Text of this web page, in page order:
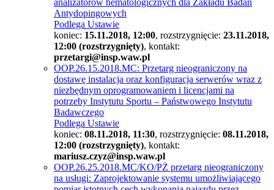
Antydopingowych
Podlega Ustawie
koniec: 15.11.2018, 12:00, rozstrzygnięcie: 23.11.2018,
12:00 (rozstrzygnięty), kontakt:
przetargi@insp.waw.pl
OOP.26.15.2018.MC: Przetarg nieograniczony na
dostawę instalacja oraz konfiguracja serwerów wraz z
niezbędnym oprogramowaniem i licencjami na
potrzeby Instytutu Sportu – Państwowego Instytutu
Badawczego
Podlega Ustawie
koniec: 08.11.2018, 11:30, rozstrzygnięcie: 08.11.2018,
12:00 (rozstrzygnięty), kontakt:
mariusz.czyz@insp.waw.pl
OOP.26.25.2018.MC/KO/PŻ przetarg nieograniczony
na usługi: Zaprojektowanie systemu umożliwiającego